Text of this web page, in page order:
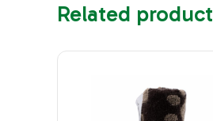
Related